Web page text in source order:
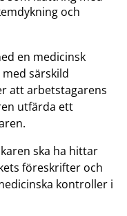
och
en medicinsk
särskild
att arbetstagarens
utfärda ett
ska ha hittar
föreskrifter och
kontroller i